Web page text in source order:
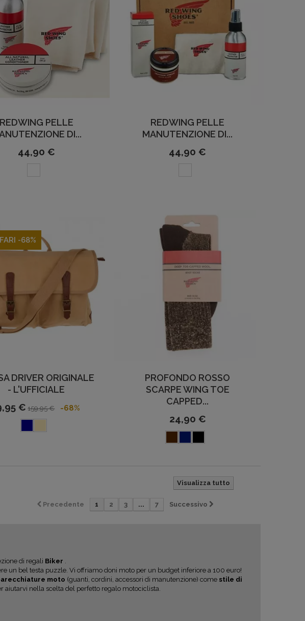
REDWING PELLE
DI...
44,90 €
REDWING PELLE
MANUTENZIONE DI...
44,90 €
-68%
DRIVER ORIGINALE
- L'UFFICIALE
€ 159,95 € -68%
PROFONDO ROSSO
SCARPE WING TOE
CAPPED...
24,90 €
Visualizza tutto
Precedente 1 2 3 ... 7 Successivo
di regali Biker .
un bel testa puzzle. Vi offriamo doni moto per un budget inferiore a 100 euro!
moto (guanti, cordini, accessori di manutenzione) come stile di
aiutarvi nella scelta del perfetto regalo motociclista.